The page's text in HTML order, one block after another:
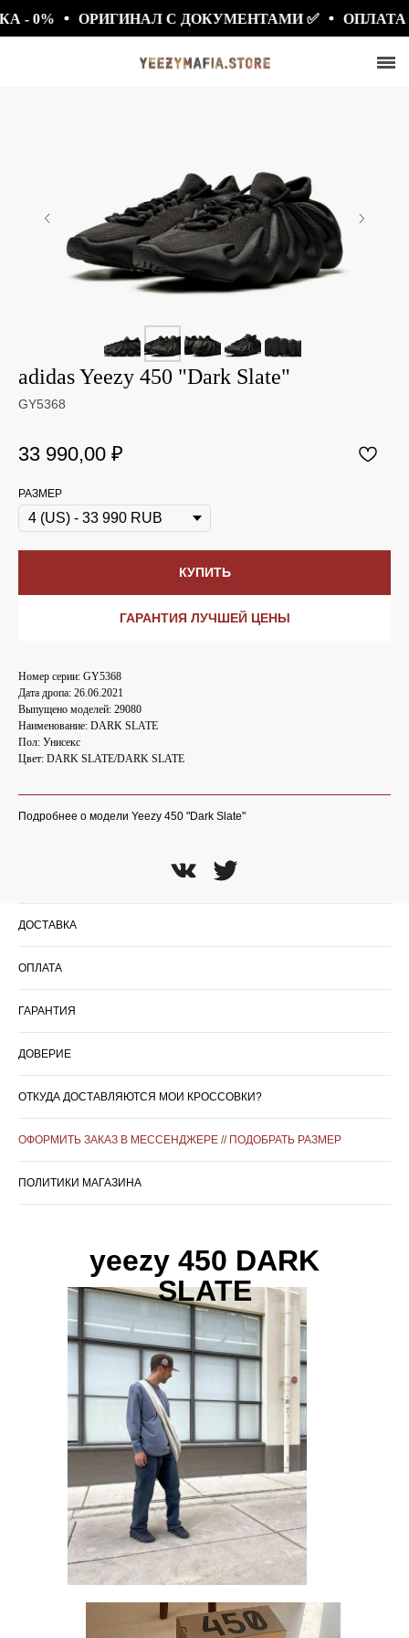
0% ОРИГИНАЛ С ДОКУМЕНТАМИ ✅ ОПЛАТА
СКИДКА 7777₽ ПО ПРОМОКОДУ BLACKFRIDAY
adidas Yeezy 450 "Dark Slate"
GY5368
33 990,00 ₽
РАЗМЕР
КУПИТЬ
ГАРАНТИЯ ЛУЧШЕЙ ЦЕНЫ
Номер серии: GY5368
Дата дропа: 26.06.2021
Выпущено моделей: 29080
Наименование: DARK SLATE
Пол: Унисекс
Цвет: DARK SLATE/DARK SLATE
Подробнее о модели Yeezy 450 "Dark Slate"
ДОСТАВКА
ОПЛАТА
ГАРАНТИЯ
ДОВЕРИЕ
ОТКУДА ДОСТАВЛЯЮТСЯ МОИ КРОССОВКИ?
ОФОРМИТЬ ЗАКАЗ В МЕССЕНДЖЕРЕ // ПОДОБРАТЬ РАЗМЕР
ПОЛИТИКИ МАГАЗИНА
yeezy 450 DARK
SLATE